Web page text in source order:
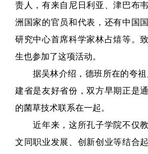
责人，有来自尼日利亚、津巴布
洲国家的官员和代表，还有中国
研究中心首席科学家林占熺等。
生也参加了这项活动。
据吴林介绍，德班所在的夸祖
建省是友好省份，双方早期正是
的菌草技术联系在一起。
近年来，这所孔子学院不仅教
文同职业发展、创新创业等结合